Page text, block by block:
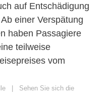
auf Entschädigung
einer Verspätung
haben Passagiere
teilweise
vom
| Sehen Sie sich die